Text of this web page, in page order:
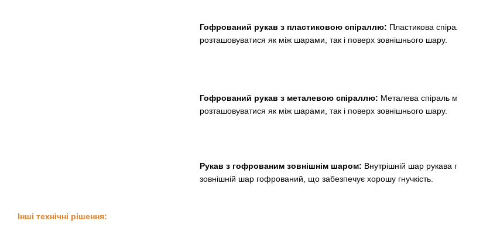
Гофрований рукав з пластиковою спіраллю: Пластикова спіраль може
розташовуватися як між шарами, так і поверх зовнішнього шару.
Гофрований рукав з металевою спіраллю: Металева спіраль може
розташовуватися як між шарами, так і поверх зовнішнього шару.
Рукав з гофрованим зовнішнім шаром: Внутрішній шар рукава гладкий,
зовнішній шар гофрований, що забезпечує хорошу гнучкість.
Інші технічні рішення: